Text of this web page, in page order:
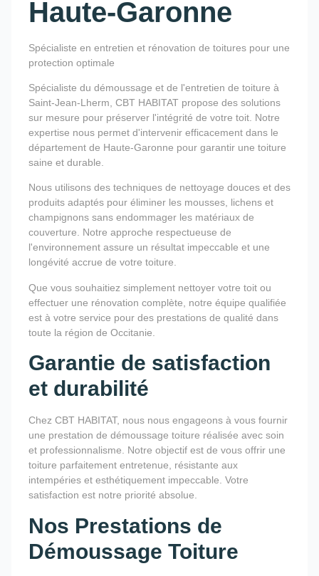
Haute-Garonne
Spécialiste en entretien et rénovation de toitures pour une
protection optimale
Spécialiste du démoussage et de l'entretien de toiture à
Saint-Jean-Lherm, CBT HABITAT propose des solutions
sur mesure pour préserver l'intégrité de votre toit. Notre
expertise nous permet d'intervenir efficacement dans le
département de Haute-Garonne pour garantir une toiture
saine et durable.
Nous utilisons des techniques de nettoyage douces et des
produits adaptés pour éliminer les mousses, lichens et
champignons sans endommager les matériaux de
couverture. Notre approche respectueuse de
l'environnement assure un résultat impeccable et une
longévité accrue de votre toiture.
Que vous souhaitiez simplement nettoyer votre toit ou
effectuer une rénovation complète, notre équipe qualifiée
est à votre service pour des prestations de qualité dans
toute la région de Occitanie.
Garantie de satisfaction
et durabilité
Chez CBT HABITAT, nous nous engageons à vous fournir
une prestation de démoussage toiture réalisée avec soin
et professionnalisme. Notre objectif est de vous offrir une
toiture parfaitement entretenue, résistante aux
intempéries et esthétiquement impeccable. Votre
satisfaction est notre priorité absolue.
Nos Prestations de
Démoussage Toiture